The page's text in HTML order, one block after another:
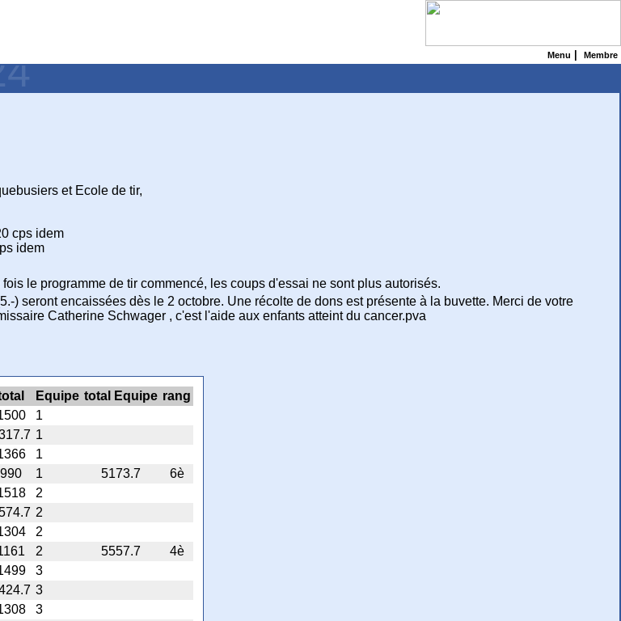
Menu Membre
et Ecole de tir,
cps idem
idem
le programme de tir commencé, les coups d'essai ne sont plus autorisés.
) seront encaissées dès le 2 octobre. Une récolte de dons est présente à la buvette. Merci de votre
Catherine Schwager , c'est l'aide aux enfants atteint du cancer.pva
Equipe total Equipe rang
1
1
1
990 1 5173.7
6è
2
2
2
2 5557.7
4è
3
3
3